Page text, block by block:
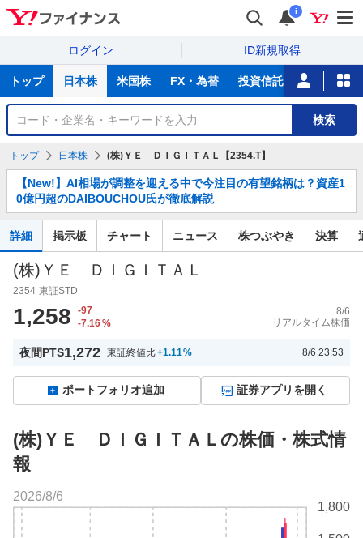
i
ログイン ID新規取得
サ
トップ 日本株 米国株 FX・為替 投資信託 ニュース
銘
検
検索
トップ 日本株 (株)ＹＥ ＤＩＧＩＴＡＬ【2354.T】
知
ら
せ
【New!】AI相場が調整を迎える中で今注目の有望銘柄は？資産1
0億円超のDAIBOUCHOU氏が徹底解説
詳細 掲示板 チャート ニュース 株つぶやき 決算
(株)ＹＥ ＤＩＧＩＴＡＬ
2354 東証STD
1,258
-97
-7.16%
8/6
リアルタイム株価
夜間PTS1,272 東証終値比+1.11% 8/6 23:53
ポートフォリオ追加 証券アプリを開く
(株)ＹＥ ＤＩＧＩＴＡＬの株価・株式情
報
1,800
2026/8/6